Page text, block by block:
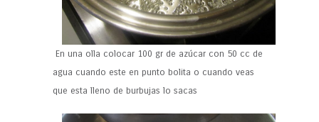
En una olla colocar 100 gr de azúcar con 50 cc de
agua cuando este en punto bolita o cuando veas
que esta lleno de burbujas lo sacas